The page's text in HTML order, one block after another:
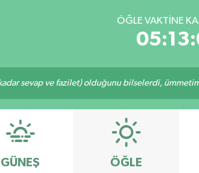
ÖĞLE VAKTINE
sevap ve fazilet) olduğunu bilselerdi,
GÜNEŞ ÖĞLE